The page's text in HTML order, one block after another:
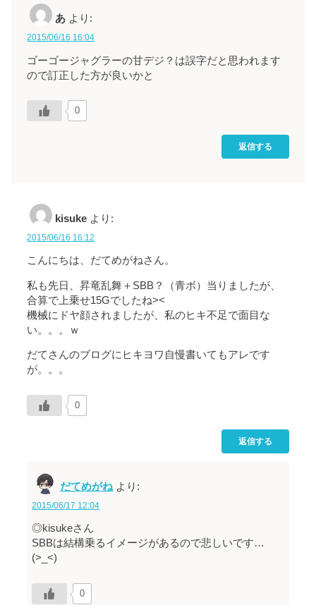
あ より:
2015/06/16 16:04
ゴーゴージャグラーの甘デジ？は誤字だと思われます
ので訂正した方が良いかと
0
返信する
kisuke より:
2015/06/16 16:12
こんにちは、だてめがねさん。
私も先日、昇竜乱舞＋SBB？（青ボ）当りましたが、
合算で上乗せ15Gでしたね><
機械にドヤ顔されましたが、私のヒキ不足で面目な
い。。。ｗ
だてさんのブログにヒキヨワ自慢書いてもアレです
が。。。
0
返信する
だてめがね より:
2015/06/17 12:04
◎kisukeさん
SBBは結構乗るイメージがあるので悲しいです…
(>_<)
0